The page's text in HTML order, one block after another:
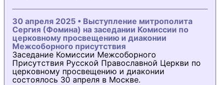
30 апреля 2025 • Выступление митрополита
Сергия (Фомина) на заседании Комиссии по
церковному просвещению и диаконии
Межсоборного присутствия
Заседание Комиссии Межсоборного
Присутствия Русской Православной Церкви по
церковному просвещению и диаконии
состоялось 30 апреля в Москве.